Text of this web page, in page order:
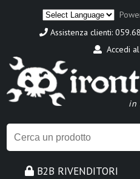
Assistenza clienti:
Accedi al
in
B2B RIVENDITORI